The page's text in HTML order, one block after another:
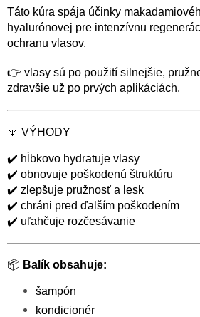
Táto kúra spája účinky
hyalurónovej pre intenzívnu
ochranu vlasov.
👉 vlasy sú po použití silnejšie,
zdravšie už po prvých aplikáciách.
🔽 VÝHODY
✔️ hĺbkovo hydratuje vlasy
✔️ obnovuje poškodenú štruktúru
✔️ zlepšuje pružnosť a lesk
✔️ chráni pred ďalším poškodením
✔️ uľahčuje rozčesávanie
📦 Balík obsahuje:
šampón
kondicionér